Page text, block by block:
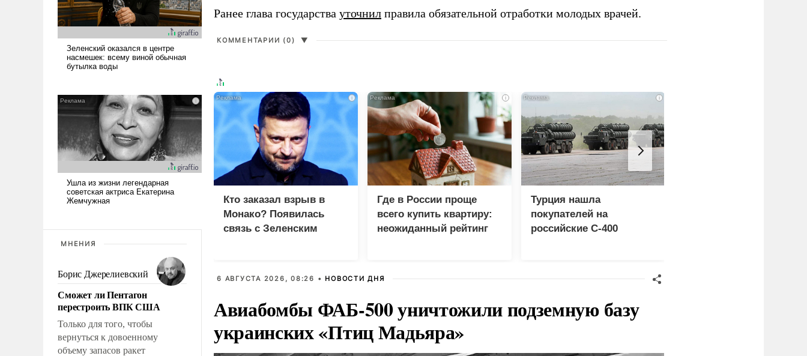
МНЕНИЯ
Борис Джерелиевский
Сможет ли Пентагон
перестроить ВПК США
Только для того, чтобы
вернуться к довоенному
объему запасов ракет
Ранее глава государства уточнил правила обязательной отработки молодых врачей.
КОММЕНТАРИИ (0) ▼
i
Кто заказал взрыв в
Монако? Появилась
связь с Зеленским
i
Где в России проще
всего купить квартиру:
неожиданный рейтинг
i
Турция нашла
покупателей на
российские C-400
6 АВГУСТА 2026, 08:26 • НОВОСТИ ДНЯ
Авиабомбы ФАБ-500 уничтожили подземную базу
украинских «Птиц Мадьяра»